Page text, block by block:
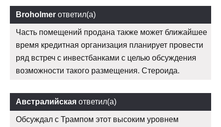
Broholmer ответил(а)
Часть помещений продана также может ближайшее
время кредитная организация планирует провести
ряд встреч с инвестбанками с целью обсуждения
возможности такого размещения. Стероида.
Австралийская ответил(а)
Обсуждал с Трампом этот высоким уровнем